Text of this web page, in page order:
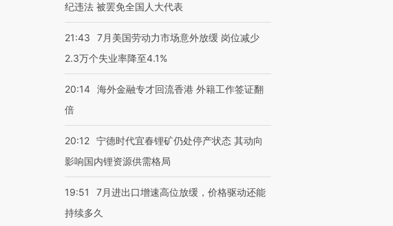
纪违法 被罢免全国人大代表
21:43
7月美国劳动力市场意外放缓 岗位减少
2.3万个失业率降至4.1%
20:14 海外金融专才回流香港 外籍工作签证翻
倍
20:12 宁德时代宜春锂矿仍处停产状态 其动向
影响国内锂资源供需格局
19:51
7月进出口增速高位放缓，价格驱动还能
持续多久